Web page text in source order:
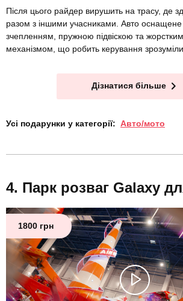
Після цього райдер вирушить на трасу, де
разом з іншими учасниками. Авто
зчепленням, пружною підвіскою та
механізмом, що робить керування
Дізнатися більше
Усі подарунки у категорії: Авто/мото
Парк розваг Galaxy
1800 грн